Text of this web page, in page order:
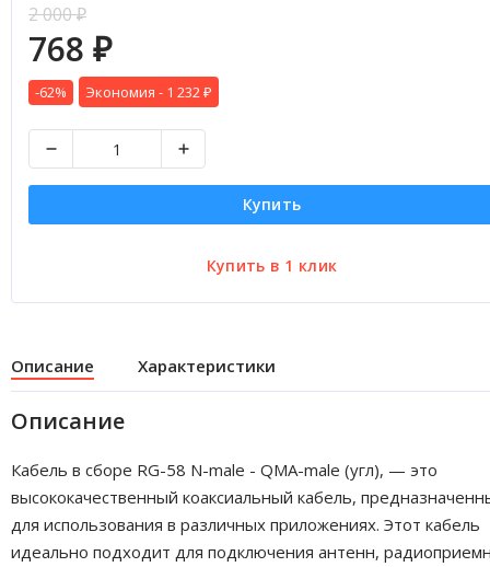
2 000₽
768 ₽
-62% Экономия - 1 232 ₽
Купить
Описание Характеристики
Описание
Кабель в сборе RG-58 N-male - QMA-male (угл), — это
высококачественный коаксиальный кабель,
для использования в различных приложениях. Этот кабель
идеально подходит для подключения антенн,